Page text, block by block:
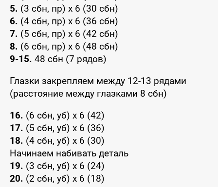
5. (3 сбн, пр) х 6 (30 сбн)
6. (4 сбн, пр) х 6 (36 сбн)
7. (5 сбн, пр) х 6 (42 сбн)
8. (6 сбн, пр) х 6 (48 сбн)
9-15. 48 сбн (7 рядов)
Глазки закрепляем между 12-13 рядами
(расстояние между глазками 8 сбн)
16. (6 сбн, уб) х 6 (42)
17. (5 сбн, уб) х 6 (36)
18. (4 сбн, уб) х 6 (30)
Начинаем набивать деталь
19. (3 сбн, уб) х 6 (24)
20. (2 сбн, уб) х 6 (18)